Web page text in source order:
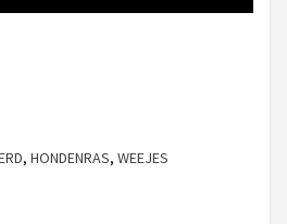
, HONDENRAS, WEEJES